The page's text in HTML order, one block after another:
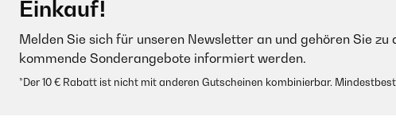
geladen werden. Ich liebe es einfach es war sehr leicht zusammen zu
Einkauf!
Melden Sie sich für unseren Newsletter an und gehören Sie zu
kommende Sonderangebote informiert werden.
*Der 10 € Rabatt ist nicht mit anderen Gutscheinen kombinierbar.